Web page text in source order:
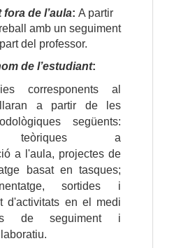
de l’aula: A partir
amb un seguiment
del professor.
de l’estudiant:
corresponents al
a partir de les
següents:
teòriques a
a l'aula, projectes de
basat en tasques;
sortides i
d'activitats en el medi
de seguiment i